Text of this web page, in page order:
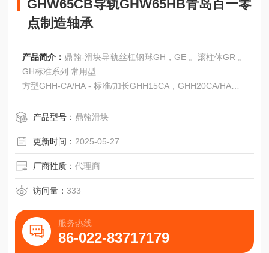
GHW65CB导轨GHW65HB青岛百一零
点制造轴承
产品简介： 鼎翰-滑块导轨丝杠钢球GH，GE 。滚柱体GR 。
GH标准系列 常用型
方型GHH-CA/HA - 标准/加长GHH15CA，GHH20CA/HA，G
GHW65CB导轨GHW65HB青岛百一零点制造轴承
产品型号： 鼎翰滑块
更新时间： 2025-05-27
厂商性质：代理商
访问量：333
服务热线
86-022-83717179